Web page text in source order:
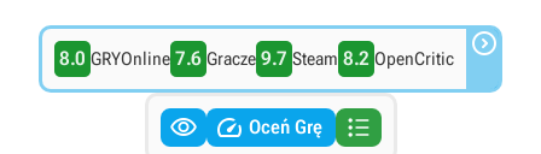
8.0 GRYOnline 7.6 Gracze 9.7 Steam 8.2 OpenCritic 
  Oceń Grę 